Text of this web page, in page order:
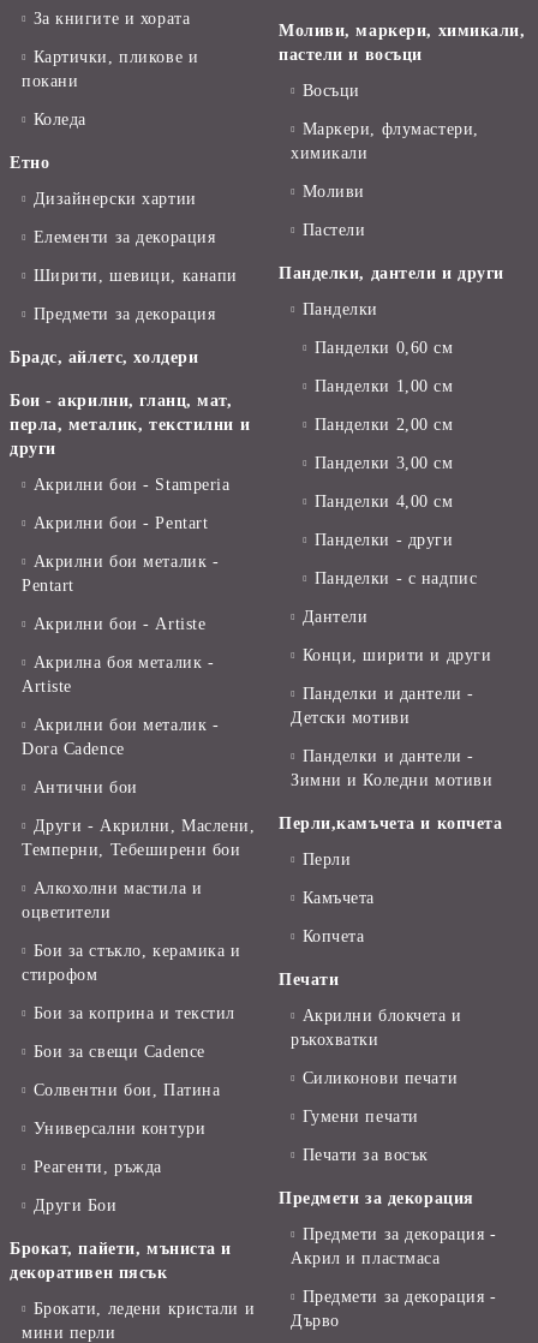
За книгите и хората
Картички, пликове и
покани
Коледа
Етно
Дизайнерски хартии
Елементи за декорация
Ширити, шевици, канапи
Предмети за декорация
Брадс, айлетс, холдери
Бои - акрилни, гланц, мат,
перла, металик, текстилни и
други
Акрилни бои - Stamperia
Акрилни бои - Pentart
Акрилни бои металик -
Pentart
Акрилни бои - Artiste
Акрилна боя металик -
Artiste
Акрилни бои металик -
Dora Cadence
Антични бои
Други - Акрилни, Маслени,
Темперни, Тебеширени бои
Алкохолни мастила и
оцветители
Бои за стъкло, керамика и
стирофом
Бои за коприна и текстил
Бои за свещи Cadence
Солвентни бои, Патина
Универсални контури
Реагенти, ръжда
Други Бои
Брокат, пайети, мъниста и
декоративен пясък
Брокати, ледени кристали и
мини перли
Моливи, маркери, химикали,
пастели и восъци
Восъци
Маркери, флумастери,
химикали
Моливи
Пастели
Панделки, дантели и други
Панделки
Панделки 0,60 см
Панделки 1,00 см
Панделки 2,00 см
Панделки 3,00 см
Панделки 4,00 см
Панделки - други
Панделки - с надпис
Дантели
Конци, ширити и други
Панделки и дантели -
Детски мотиви
Панделки и дантели -
Зимни и Коледни мотиви
Перли,камъчета и копчета
Перли
Камъчета
Копчета
Печати
Акрилни блокчета и
ръкохватки
Силиконови печати
Гумени печати
Печати за восък
Предмети за декорация
Предмети за декорация -
Акрил и пластмаса
Предмети за декорация -
Дърво